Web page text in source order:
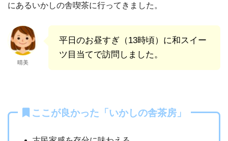
にあるいかしの舎喫茶に行ってきました。
晴美
平日のお昼すぎ（13時頃）に和スイー
ツ目当てで訪問しました。
ここが良かった「いかしの舎茶房」